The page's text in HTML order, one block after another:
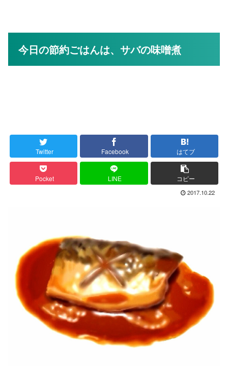
今日の節約ごはんは、サバの味噌煮
Twitter Facebook はてブ
Pocket LINE コピー
2017.10.22